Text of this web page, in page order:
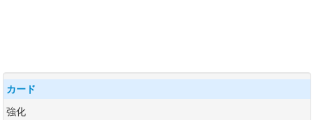
カード
強化